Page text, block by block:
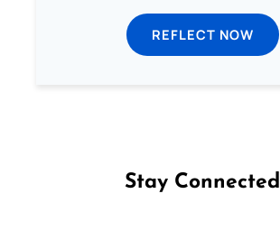
REFLECT NOW
Stay Connected